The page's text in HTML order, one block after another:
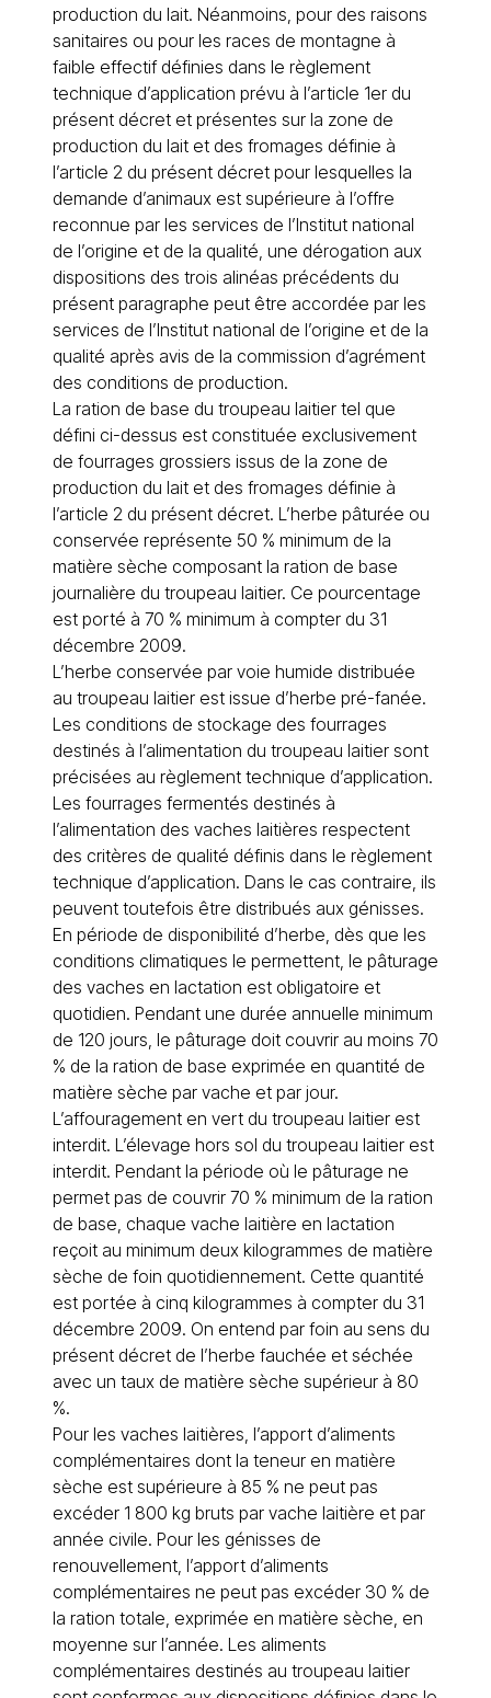
production du lait. Néanmoins, pour des raisons
sanitaires ou pour les races de montagne à
faible effectif définies dans le règlement
technique d’application prévu à l’article 1er du
présent décret et présentes sur la zone de
production du lait et des fromages définie à
l’article 2 du présent décret pour lesquelles la
demande d’animaux est supérieure à l’offre
reconnue par les services de l’Institut national
de l’origine et de la qualité, une dérogation aux
dispositions des trois alinéas précédents du
présent paragraphe peut être accordée par les
services de l’Institut national de l’origine et de la
qualité après avis de la commission d’agrément
des conditions de production.
La ration de base du troupeau laitier tel que
défini ci-dessus est constituée exclusivement
de fourrages grossiers issus de la zone de
production du lait et des fromages définie à
l’article 2 du présent décret. L’herbe pâturée ou
conservée représente 50 % minimum de la
matière sèche composant la ration de base
journalière du troupeau laitier. Ce pourcentage
est porté à 70 % minimum à compter du 31
décembre 2009.
L’herbe conservée par voie humide distribuée
au troupeau laitier est issue d’herbe pré-fanée.
Les conditions de stockage des fourrages
destinés à l’alimentation du troupeau laitier sont
précisées au règlement technique d’application.
Les fourrages fermentés destinés à
l’alimentation des vaches laitières respectent
des critères de qualité définis dans le règlement
technique d’application. Dans le cas contraire, ils
peuvent toutefois être distribués aux génisses.
En période de disponibilité d’herbe, dès que les
conditions climatiques le permettent, le pâturage
des vaches en lactation est obligatoire et
quotidien. Pendant une durée annuelle minimum
de 120 jours, le pâturage doit couvrir au moins 70
% de la ration de base exprimée en quantité de
matière sèche par vache et par jour.
L’affouragement en vert du troupeau laitier est
interdit. L’élevage hors sol du troupeau laitier est
interdit. Pendant la période où le pâturage ne
permet pas de couvrir 70 % minimum de la ration
de base, chaque vache laitière en lactation
reçoit au minimum deux kilogrammes de matière
sèche de foin quotidiennement. Cette quantité
est portée à cinq kilogrammes à compter du 31
décembre 2009. On entend par foin au sens du
présent décret de l’herbe fauchée et séchée
avec un taux de matière sèche supérieur à 80
%.
Pour les vaches laitières, l’apport d’aliments
complémentaires dont la teneur en matière
sèche est supérieure à 85 % ne peut pas
excéder 1 800 kg bruts par vache laitière et par
année civile. Pour les génisses de
renouvellement, l’apport d’aliments
complémentaires ne peut pas excéder 30 % de
la ration totale, exprimée en matière sèche, en
moyenne sur l’année. Les aliments
complémentaires destinés au troupeau laitier